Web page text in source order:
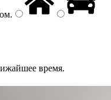
.
время.